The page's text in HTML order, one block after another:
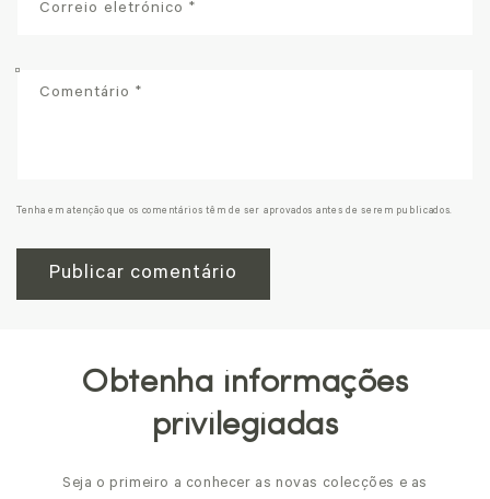
Correio eletrónico *
Comentário *
Tenha em atenção que os comentários têm de ser aprovados antes de serem publicados.
Obtenha informações
privilegiadas
Seja o primeiro a conhecer as novas colecções e as